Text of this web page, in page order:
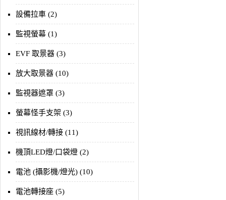
設備拉車 (2)
監視螢幕 (1)
EVF 取景器 (3)
放大取景器 (10)
監視器遮罩 (3)
螢幕怪手支架 (3)
視訊線材/轉接 (11)
機頂LED燈/口袋燈 (2)
電池 (攝影機/燈光) (10)
電池轉接座 (5)